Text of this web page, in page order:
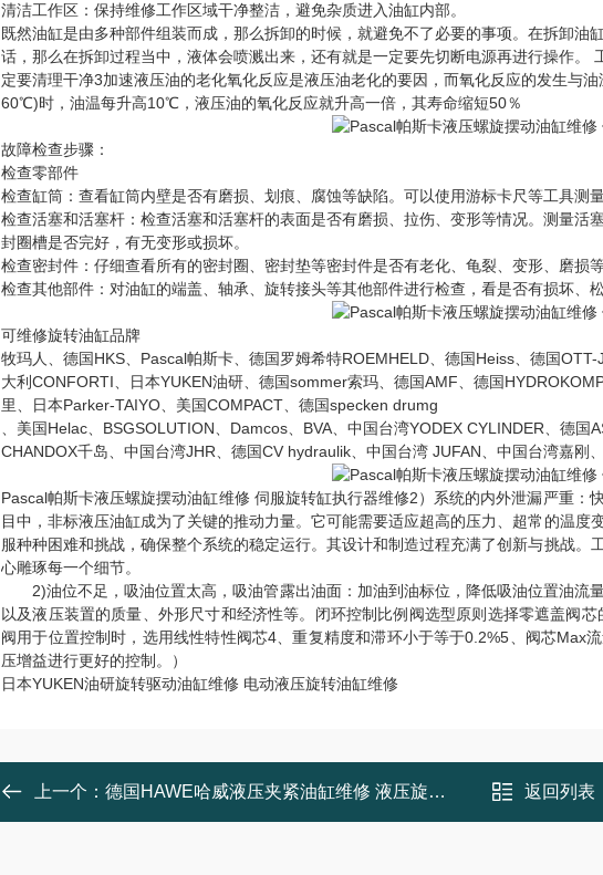
清洁工作区：保持维修工作区域干净整洁，避免杂质进入油缸内部。
既然油缸是由多种部件组装而成，那么拆卸的时候，就避免不了必要的事项。在拆卸
话，那么在拆卸过程当中，液体会喷溅出来，还有就是一定要先切断电源再进行操作
定要清理干净3加速液压油的老化氧化反应是液压油老化的要因，而氧化反应的发生与
60℃)时，油温每升高10℃，液压油的氧化反应就升高一倍，其寿命缩短50％
故障检查步骤：
检查零部件
检查缸筒：查看缸筒内壁是否有磨损、划痕、腐蚀等缺陷。可以使用游标卡尺等工具测
检查活塞和活塞杆：检查活塞和活塞杆的表面是否有磨损、拉伤、变形等情况。测量
封圈槽是否完好，有无变形或损坏。
检查密封件：仔细查看所有的密封圈、密封垫等密封件是否有老化、龟裂、变形、磨损
检查其他部件：对油缸的端盖、轴承、旋转接头等其他部件进行检查，看是否有损坏、松
可维修旋转油缸品牌
牧玛人、德国HKS、Pascal帕斯卡、德国罗姆希特ROEMHELD、德国Heiss、德国
大利CONFORTI、日本YUKEN油研、德国sommer索玛、德国AMF、德国
里、日本Parker-TAIYO、美国COMPACT、德国specken drumg
、美国Helac、BSGSOLUTION、Damcos、BVA、中国台湾YODEX CYLINDER、德
CHANDOX千岛、中国台湾JHR、德国CV hydraulik、中国台湾 JUFAN、中国台湾嘉刚
Pascal帕斯卡液压螺旋摆动油缸维修 伺服旋转缸执行器维修2）系统的内外泄漏严重
目中，非标液压油缸成为了关键的推动力量。它可能需要适应超高的压力、超常的温
服种种困难和挑战，确保整个系统的稳定运行。其设计和制造过程充满了创新与挑战
心雕琢每一个细节。
2)油位不足，吸油位置太高，吸油管露出油面：加油到油标位，降低吸油位置油流
以及液压装置的质量、外形尺寸和经济性等。闭环控制比例阀选型原则选择零遮盖阀
阀用于位置控制时，选用线性特性阀芯4、重复精度和滞环小于等于0.2%5、阀芯Max
压增益进行更好的控制。）
日本YUKEN油研旋转驱动油缸维修 电动液压旋转油缸维修
上一个： 德国HAWE哈威液压夹紧油缸维修 液压旋转执行器维修 返回列表